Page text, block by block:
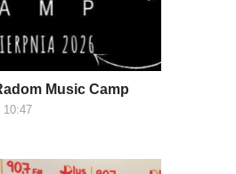
Music Camp
10:47